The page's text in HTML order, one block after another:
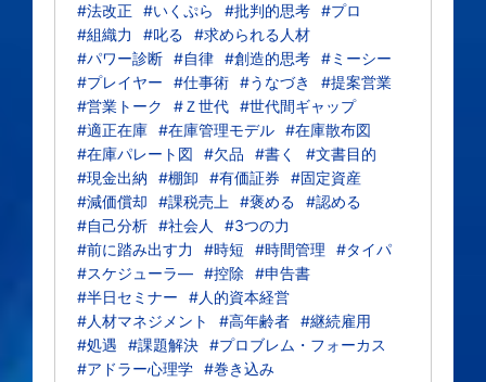
#法改正
#いくぷら #批判的思考 #プロ
#組織力
#叱る
#求められる人材
#パワー診断 #自律 #創造的思考 #ミーシー
#プレイヤー
#仕事術 #うなづき
#提案営業
#営業トーク
#Ｚ世代 #世代間ギャップ
#適正在庫 #在庫管理モデル #在庫散布図
#在庫パレート図
#欠品 #書く
#文書目的
#現金出納
#棚卸 #有価証券
#固定資産
#減価償却
#課税売上 #褒める
#認める
#自己分析 #社会人
#3つの力
#前に踏み出す力
#時短 #時間管理
#タイパ
#スケジューラ― #控除
#申告書
#半日セミナー
#人的資本経営
#人材マネジメント
#高年齢者 #継続雇用
#処遇
#課題解決 #プロブレム・フォーカス
#アドラー心理学 #巻き込み